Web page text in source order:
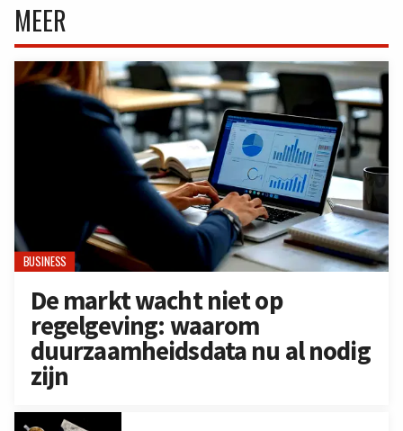
MEER
BUSINESS
De markt wacht niet op
regelgeving: waarom
duurzaamheidsdata nu al nodig
zijn